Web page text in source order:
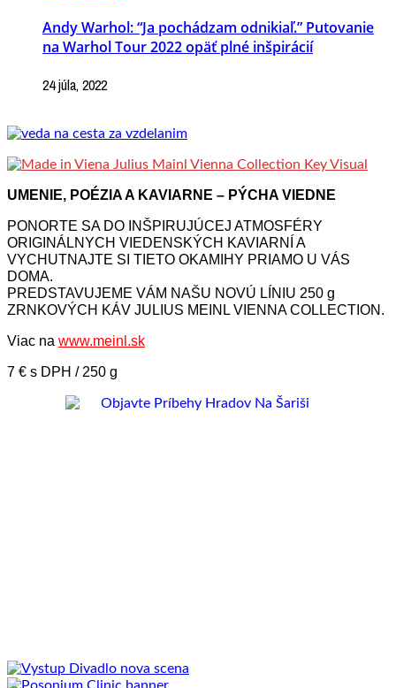
Andy Warhol: “Ja pochádzam odnikiaľ.” Putovanie
na Warhol Tour 2022 opäť plné inšpirácií
24 júla, 2022
UMENIE, POÉZIA A KAVIARNE – PÝCHA VIEDNE
PONORTE SA DO INŠPIRUJÚCEJ ATMOSFÉRY
ORIGINÁLNYCH VIEDENSKÝCH KAVIARNÍ A
VYCHUTNAJTE SI TIETO OKAMIHY PRIAMO U VÁS
DOMA.
PREDSTAVUJEME VÁM NAŠU NOVÚ LÍNIU 250 g
ZRNKOVÝCH KÁV JULIUS MEINL VIENNA COLLECTION.
Viac na www.meinl.sk
7 € s DPH / 250 g